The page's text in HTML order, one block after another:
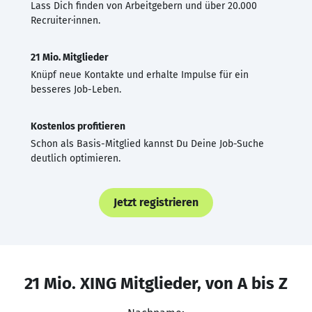
Lass Dich finden von Arbeitgebern und über 20.000
Recruiter·innen.
21 Mio. Mitglieder
Knüpf neue Kontakte und erhalte Impulse für ein
besseres Job-Leben.
Kostenlos profitieren
Schon als Basis-Mitglied kannst Du Deine Job-Suche
deutlich optimieren.
Jetzt registrieren
21 Mio. XING Mitglieder, von A bis Z